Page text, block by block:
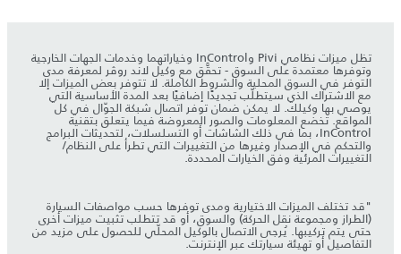
تظل ميزات نظامي Pivi وInControl وخياراتهما وخدمات الجهات الخارجية
وتوفرها معتمدة على السوق - تحقَّق مع وكيل لاند روڤر لمعرفة مدى
التوفر في السوق المحلية والشروط الكاملة. لا تتوفر بعض الميزات إلا
مع الاشتراك الذي سيتطلّب تجديدًا إضافيًا بعد المدة الأساسية التي
يوصي بها وكيلك. لا يمكن ضمان توفر اتصال شبكة الجوّال في كل
المواقع. تخضع المعلومات والصور المعروضة فيما يتعلق بتقنية
InControl، بما في ذلك الشاشات أو التسلسلات، لتحديثات البرامج
والتحكم في الإصدار وغيرها من التغييرات التي تطرأ على النظام/
التغييرات المرئية وفق الخيارات المحددة.
"قد تختلف الميزات الاختيارية ومدى توفرها حسب مواصفات السيارة
(الطراز ومجموعة نقل الحركة) والسوق، أو قد تتطلب تثبيت ميزات أخرى
حتى يتم تركيبها. يُرجى الاتصال بالوكيل المحلّي للحصول على مزيد من
التفاصيل أو تهيئة سيارتك عبر الإنترنت.